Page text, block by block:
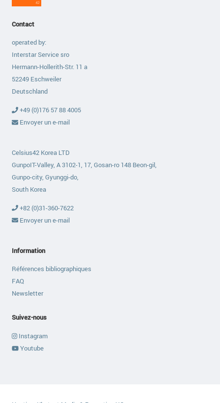
Contact
operated by:
Interstar Service sro
Hermann-Hollerith-Str. 11 a
52249 Eschweiler
Deutschland
+49 (0)176 57 88 4005
Envoyer un e-mail
Celsius42 Korea LTD
GunpoIT-Valley, A 3102-1, 17, Gosan-ro 148 Beon-gil,
Gunpo-city, Gyunggi-do,
South Korea
+82 (0)31-360-7622
Envoyer un e-mail
Information
Références bibliographiques
FAQ
Newsletter
Suivez-nous
Instagram
Youtube